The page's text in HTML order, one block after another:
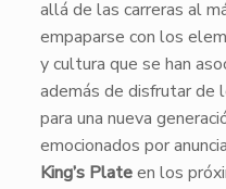
allá de las carreras al
empaparse con los
y cultura que se han
además de disfrutar de
para una nueva
emocionados por
King’s Plateen los